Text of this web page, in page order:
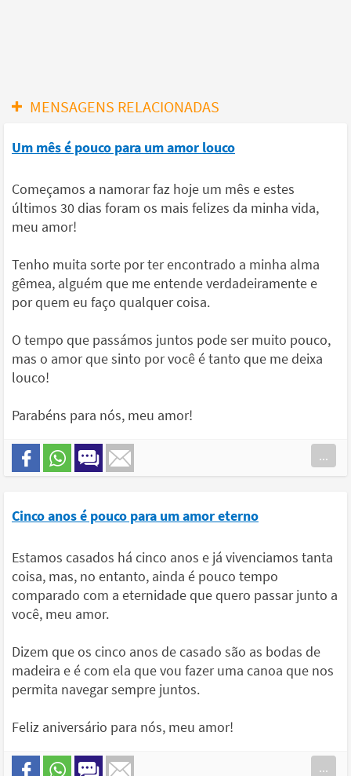
MENSAGENS RELACIONADAS
Um mês é pouco para um amor louco
Começamos a namorar faz hoje um mês e estes
últimos 30 dias foram os mais felizes da minha vida,
meu amor!
Tenho muita sorte por ter encontrado a minha alma
gêmea, alguém que me entende verdadeiramente e
por quem eu faço qualquer coisa.
O tempo que passámos juntos pode ser muito pouco,
mas o amor que sinto por você é tanto que me deixa
louco!
Parabéns para nós, meu amor!
...
Cinco anos é pouco para um amor eterno
Estamos casados há cinco anos e já vivenciamos tanta
coisa, mas, no entanto, ainda é pouco tempo
comparado com a eternidade que quero passar junto a
você, meu amor.
Dizem que os cinco anos de casado são as bodas de
madeira e é com ela que vou fazer uma canoa que nos
permita navegar sempre juntos.
Feliz aniversário para nós, meu amor!
...